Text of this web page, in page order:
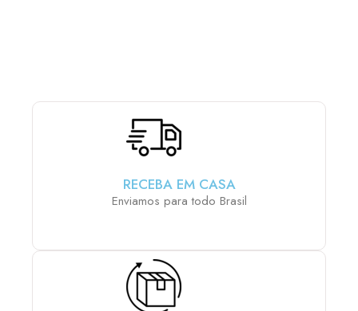
RECEBA EM CASA
Enviamos para todo Brasil